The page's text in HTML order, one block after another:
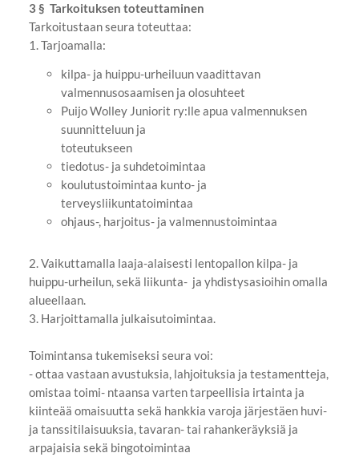
3 § Tarkoituksen toteuttaminen
Tarkoitustaan seura toteuttaa:
1. Tarjoamalla:
kilpa- ja huippu-urheiluun vaadittavan
valmennusosaamisen ja olosuhteet
Puijo Wolley Juniorit ry:lle apua valmennuksen
suunnitteluun ja
toteutukseen
tiedotus- ja suhdetoimintaa
koulutustoimintaa kunto- ja
terveysliikuntatoimintaa
ohjaus-, harjoitus- ja valmennustoimintaa
2. Vaikuttamalla laaja-alaisesti lentopallon kilpa- ja
huippu-urheilun, sekä liikunta- ja yhdistysasioihin omalla
alueellaan.
3. Harjoittamalla julkaisutoimintaa.
Toimintansa tukemiseksi seura voi:
- ottaa vastaan avustuksia, lahjoituksia ja testamentteja,
omistaa toimi- ntaansa varten tarpeellisia irtainta ja
kiinteää omaisuutta sekä hankkia varoja järjestäen huvi-
ja tanssitilaisuuksia, tavaran- tai rahankeräyksiä ja
arpajaisia sekä bingotoimintaa